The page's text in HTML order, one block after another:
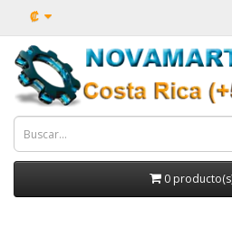
₡
0